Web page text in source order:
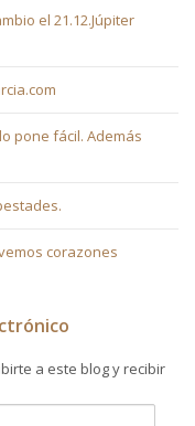
el 21.12.Júpiter
pone fácil. Además
corazones
a este blog y recibir